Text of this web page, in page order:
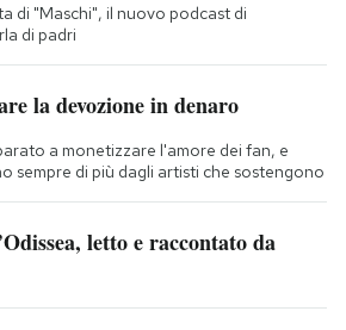
di "Maschi", il nuovo podcast di
di padri
la devozione in denaro
a monetizzare l'amore dei fan, e
sempre di più dagli artisti che sostengono
letto e raccontato da